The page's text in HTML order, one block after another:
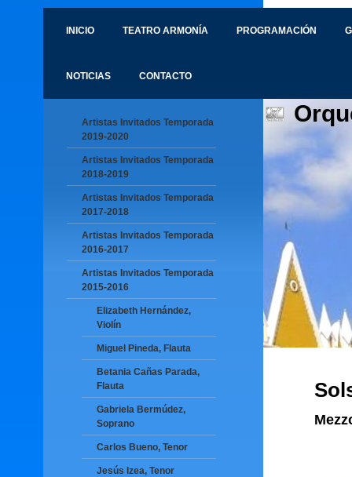
INICIO TEATRO ARMONÍA PROGRAMACIÓN
NOTICIAS CONTACTO
Artistas Invitados Temporada
2019-2020
Artistas Invitados Temporada
2018-2019
Artistas Invitados Temporada
2017-2018
Artistas Invitados Temporada
2016-2017
Artistas Invitados Temporada
2015-2016
Elizabeth Hernández,
Violín
Miguel Pineda, Flauta
Betania Cañas Parada,
Flauta
Gabriela Bermúdez,
Soprano
Carlos Bueno, Tenor
Jesús Izea, Tenor